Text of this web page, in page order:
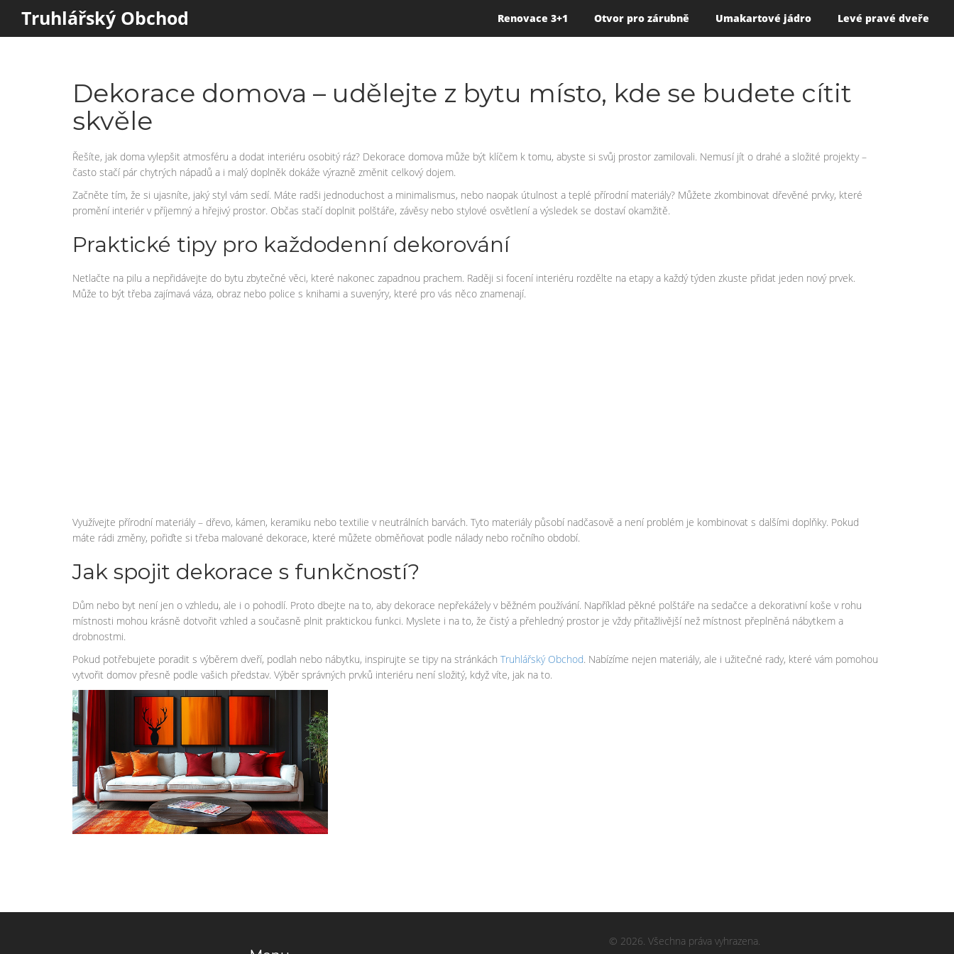
Truhlářský Obchod Renovace 3+1 Otvor pro zárubně Umakartové jádro Levé pravé dveře
Dekorace domova – udělejte z bytu místo, kde se budete cítit
skvěle
Řešíte, jak doma vylepšit atmosféru a dodat interiéru osobitý ráz? Dekorace domova může být klíčem k tomu, abyste si svůj prostor zamilovali. Nemusí jít o drahé a složité projekty –
často stačí pár chytrých nápadů a i malý doplněk dokáže výrazně změnit celkový dojem.
Začněte tím, že si ujasníte, jaký styl vám sedí. Máte radši jednoduchost a minimalismus, nebo naopak útulnost a teplé přírodní materiály? Můžete zkombinovat dřevěné prvky, které
promění interiér v příjemný a hřejivý prostor. Občas stačí doplnit polštáře, závěsy nebo stylové osvětlení a výsledek se dostaví okamžitě.
Praktické tipy pro každodenní dekorování
Netlačte na pilu a nepřidávejte do bytu zbytečné věci, které nakonec zapadnou prachem. Raději si focení interiéru rozdělte na etapy a každý týden zkuste přidat jeden nový prvek.
Může to být třeba zajímavá váza, obraz nebo police s knihami a suvenýry, které pro vás něco znamenají.
Využívejte přírodní materiály – dřevo, kámen, keramiku nebo textilie v neutrálních barvách. Tyto materiály působí nadčasově a není problém je kombinovat s dalšími doplňky. Pokud
máte rádi změny, pořiďte si třeba malované dekorace, které můžete obměňovat podle nálady nebo ročního období.
Jak spojit dekorace s funkčností?
Dům nebo byt není jen o vzhledu, ale i o pohodlí. Proto dbejte na to, aby dekorace nepřekážely v běžném používání. Například pěkné polštáře na sedačce a dekorativní koše v rohu
místnosti mohou krásně dotvořit vzhled a současně plnit praktickou funkci. Myslete i na to, že čistý a přehledný prostor je vždy přitažlivější než místnost přeplněná nábytkem a
drobnostmi.
Pokud potřebujete poradit s výběrem dveří, podlah nebo nábytku, inspirujte se tipy na stránkách Truhlářský Obchod. Nabízíme nejen materiály, ale i užitečné rady, které vám pomohou
vytvořit domov přesně podle vašich představ. Výběr správných prvků interiéru není složitý, když víte, jak na to.
© 2026. Všechna práva vyhrazena.